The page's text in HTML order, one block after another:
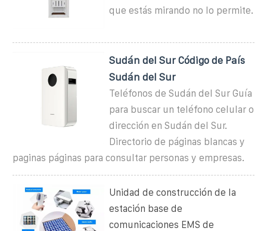
que estás mirando no lo permite.
Sudán del Sur Código de País
Sudán del Sur
Teléfonos de Sudán del Sur Guía
para buscar un teléfono celular o
dirección en Sudán del Sur.
Directorio de páginas blancas y
paginas páginas para consultar personas y empresas.
Unidad de construcción de la
estación base de
comunicaciones EMS de